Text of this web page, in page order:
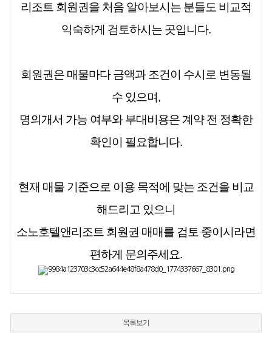
리조트 회원권을 처음 알아보시는 분들도 비교적
익숙하게 검토하시는 곳입니다.
회원권은 매물마다 금액과 조건이 수시로 변동될
수 있으며,
명의개서 가능 여부와 부대비용은 계약 전 정확한
확인이 필요합니다.
현재 매물 기준으로 이용 목적에 맞는 조건을 비교
해드리고 있으니
소노호텔앤리조트 회원권 매매를 검토 중이시라면
편하게 문의주세요.
목록보기